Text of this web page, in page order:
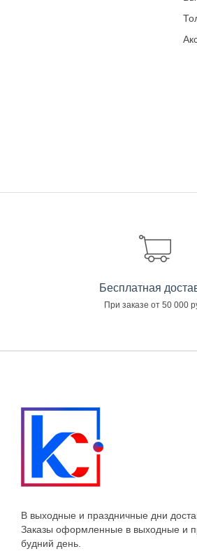
Бесплатная
При заказе от 50 000
В выходные и праздничные дни
Заказы оформленные в выходные и
будний день.